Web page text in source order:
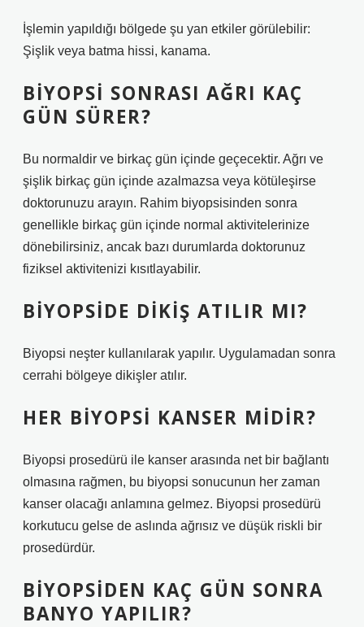
İşlemin yapıldığı bölgede şu yan etkiler görülebilir:
Şişlik veya batma hissi, kanama.
BIYOPSI SONRASI AĞRI KAÇ
GÜN SÜRER?
Bu normaldir ve birkaç gün içinde geçecektir. Ağrı ve
şişlik birkaç gün içinde azalmazsa veya kötüleşirse
doktorunuzu arayın. Rahim biyopsisinden sonra
genellikle birkaç gün içinde normal aktivitelerinize
dönebilirsiniz, ancak bazı durumlarda doktorunuz
fiziksel aktivitenizi kısıtlayabilir.
BIYOPSIDE DIKIŞ ATILIR MI?
Biyopsi neşter kullanılarak yapılır. Uygulamadan sonra
cerrahi bölgeye dikişler atılır.
HER BIYOPSI KANSER MIDIR?
Biyopsi prosedürü ile kanser arasında net bir bağlantı
olmasına rağmen, bu biyopsi sonucunun her zaman
kanser olacağı anlamına gelmez. Biyopsi prosedürü
korkutucu gelse de aslında ağrısız ve düşük riskli bir
prosedürdür.
BIYOPSIDEN KAÇ GÜN SONRA
BANYO YAPILIR?